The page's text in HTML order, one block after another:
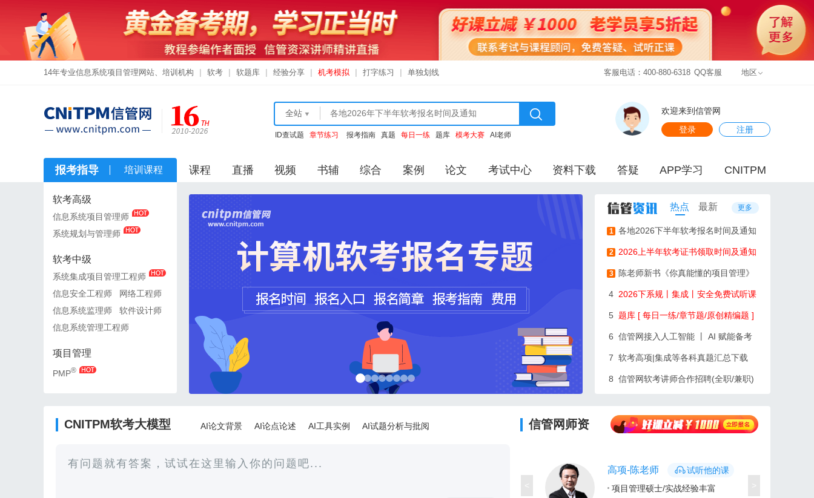
14年专业信息系统项目管理网站、培训机构 软考 软题库 经验分享 机考模拟 打字练习 单独划线 客服电话：400-880-6318 QQ客服 地区
全站
ID查试题 章节练习 报考指南 真题 每日一练 题库 模考大赛 AI老师
欢迎来到信管网
登录
注册
报考指导 培训课程 课程 直播 视频 书辅 综合 案例 论文 考试中心 资料下载 答疑 APP学习 CNITPM
软考高级
信息系统项目管理师
系统规划与管理师
软考中级
系统集成项目管理工程师
信息安全工程师
网络工程师
信息系统监理师
软件设计师
信息系统管理工程师
项目管理
PMP®
软考高级
信息系统项目管理师
网络工程师
软件设计师
信息系统管理工程师
项目管理
热点 最新 更多
1 各地2026下半年软考报名时间及通知
2 2026上半年软考证书领取时间及通知
3 陈老师新书《你真能懂的项目管理》
4 2026下系规丨集成丨安全免费试听课
5 题库 [ 每日一练/章节题/原创精编题 ]
6 信管网接入人工智能 丨 AI 赋能备考
7 软考高项|集成等各科真题汇总下载
8 信管网软考讲师合作招聘(全职/兼职)
CNITPM软考大模型 AI论文背景 AI论点论述 AI工具实例 AI试题分析与批阅 信管网师资
高项-陈老师
试听他的课
项目管理硕士/实战经验丰富
< >